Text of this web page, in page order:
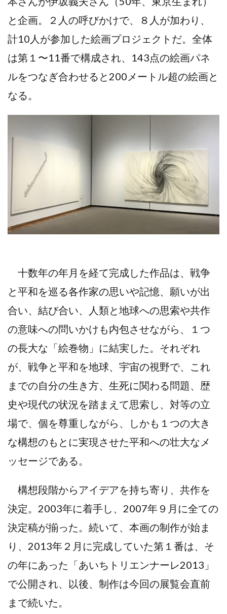
と企画。２人の呼びかけで、８人が加わり、
計10人が参加した絵画プロジェクトだ。全体
は第１〜11番で構成され、143点の絵画パネ
ルをつなぎ合わせると200メートル超の絵画と
なる。
十数年の年月を経て完成した作品は、戦争
と平和を巡る各作家の思いや記憶、願いが出
合い、結び合い、人類と地球への思索や共作
の意味への問いかけも内包させながら、１つ
の長大な「絵巻物」に結実した。それぞれ
が、戦争と平和を地球、宇宙の視野で、これ
までの自分の生き方、生死に関わる問題、歴
史や現代の状況を踏まえて思索し、対等の立
場で、個を尊重しながら、しかも１つの大き
な構想のもとに実現させた平和への壮大なメ
ッセージである。
構想段階からアイデアを持ち寄り、共作を
決定。2003年に着手し、2007年９月に全ての
決定稿が揃った。続いて、本画の制作が始ま
り、2013年２月に完成していた第１番は、そ
の年にあった「あいちトリエンナーレ2013」
で公開され、以後、制作は今回の展覧会直前
まで続いた。